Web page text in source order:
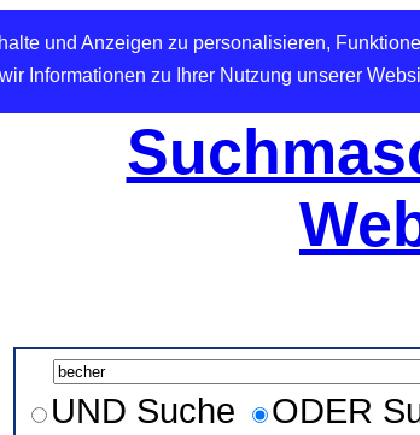
und Anzeigen zu personalisieren,
Informationen zu Ihrer Nutzung unserer
UND Suche
ODER